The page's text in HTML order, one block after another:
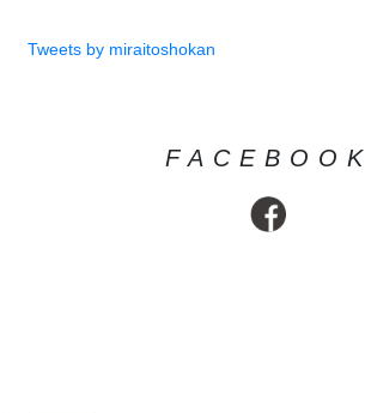
Tweets by miraitoshokan
FACEBOOK